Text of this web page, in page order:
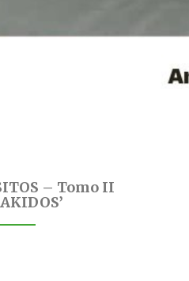
– Tomo II